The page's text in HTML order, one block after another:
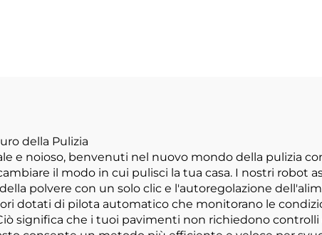
della Pulizia
e noioso, benvenuti nel nuovo mondo della pulizia
il modo in cui pulisci la tua casa. I nostri robot
polvere con un solo clic e l'autoregolazione
dotati di pilota automatico che monitorano le
significa che i tuoi pavimenti non richiedono